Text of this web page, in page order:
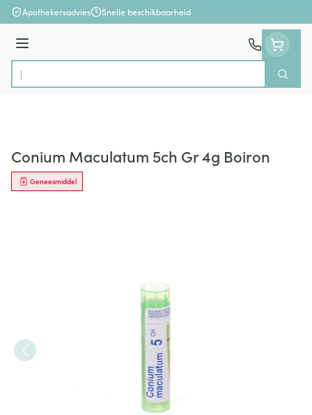
Ga naar de inhoud
Apothekersadvies Snelle beschikbaarheid
Menu
Product, merk, categorie...
Zoek
Conium Maculatum 5ch Gr 4g Boiron
Geneesmiddel